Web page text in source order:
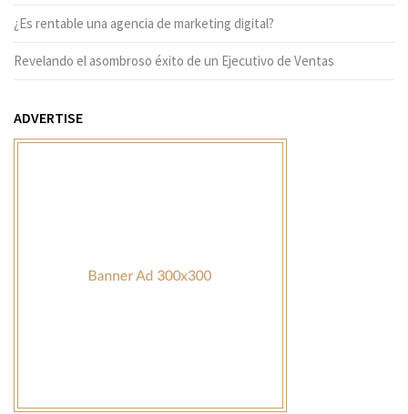
¿Es rentable una agencia de marketing digital?
Revelando el asombroso éxito de un Ejecutivo de Ventas
ADVERTISE